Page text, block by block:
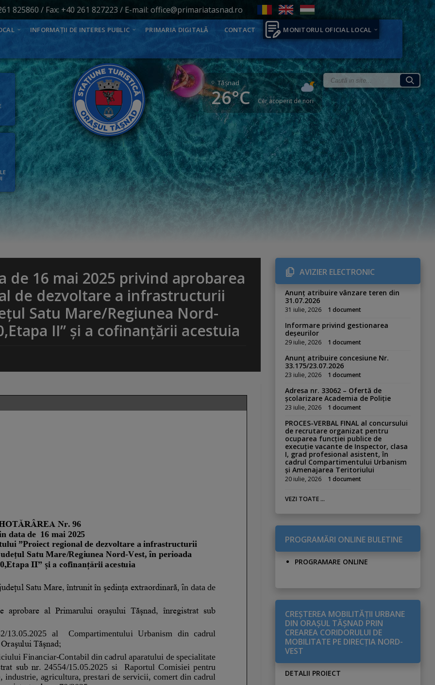
825860 / Fax: +40 261 827223 / E-mail: office@primariatasnad.ro
INFORMAȚII DE INTERES PUBLIC PRIMARIA DIGITALĂ CONTACT MONITORUL OFICIAL LOCAL
Tăşnad
26°C Cer acoperit de nori
de 16 mai 2025 privind aprobarea
de dezvoltare a infrastructurii
Satu Mare/Regiunea Nord-
II” și a cofinanțării acestuia
AVIZIER ELECTRONIC
Anunț atribuire vânzare teren din
31.07.2026
31 iulie, 2026 1 document
Informare privind gestionarea
deșeurilor
29 iulie, 2026 1 document
Anunț atribuire concesiune Nr.
33.175/23.07.2026
23 iulie, 2026 1 document
Adresa nr. 33062 – Ofertă de
școlarizare Academia de Poliție
23 iulie, 2026 1 document
PROCES-VERBAL FINAL al concursului
de recrutare organizat pentru
ocuparea funcției publice de
execuție vacante de Inspector, clasa
I, grad profesional asistent, în
cadrul Compartimentului Urbanism
și Amenajarea Teritoriului
20 iulie, 2026 1 document
VEZI TOATE ...
PROGRAMĂRI ONLINE BULETINE
PROGRAMARE ONLINE
CREŞTEREA MOBILITĂŢII URBANE
DIN ORAŞUL TĂŞNAD PRIN
CREAREA CORIDORULUI DE
MOBILITATE PE DIRECŢIA NORD-
VEST
DETALII PROIECT